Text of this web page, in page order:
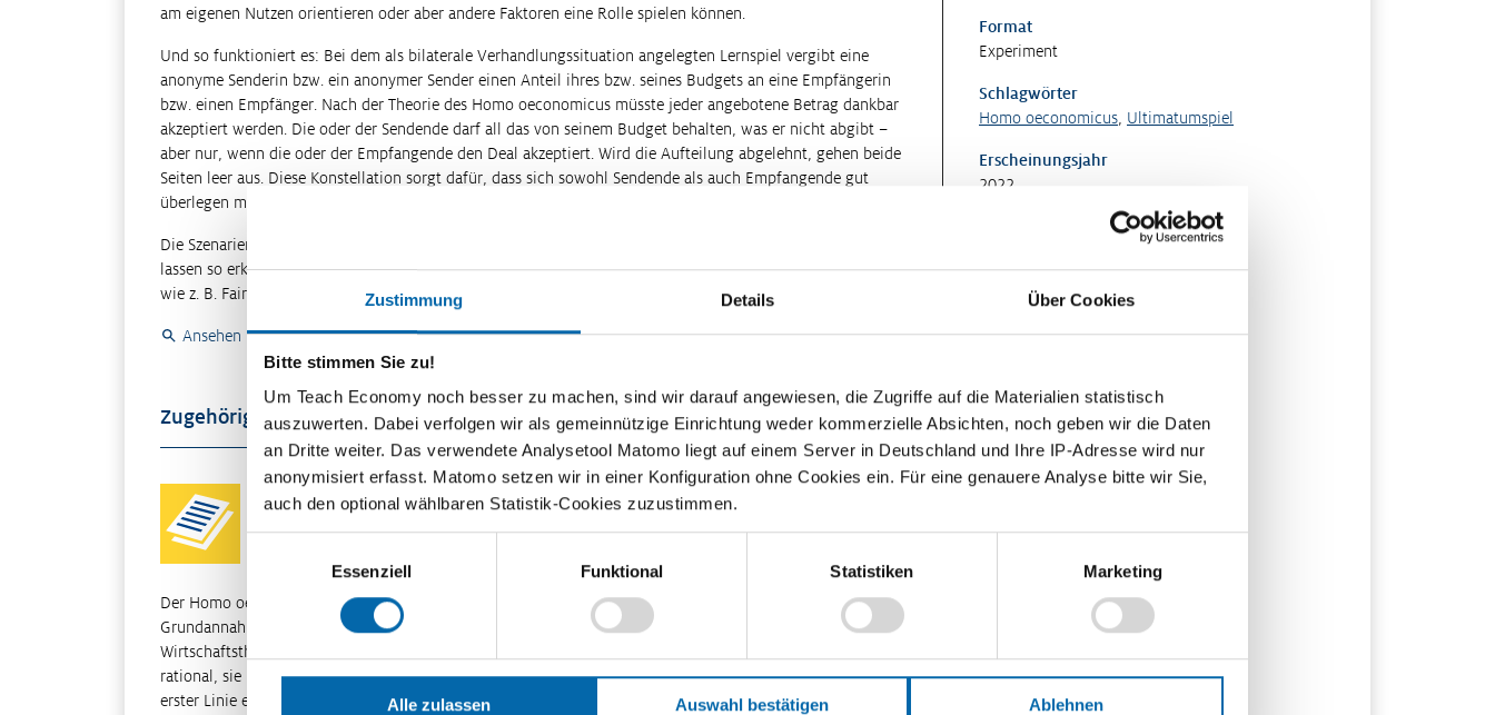
Zustimmung Details Über Cookies
Bitte stimmen Sie zu!
Um Teach Economy noch besser zu machen, sind wir darauf angewiesen, die Zugriffe auf die Materialien statistisch
auszuwerten. Dabei verfolgen wir als gemeinnützige Einrichtung weder kommerzielle Absichten, noch geben wir die Daten
an Dritte weiter. Das verwendete Analysetool Matomo liegt auf einem Server in Deutschland und Ihre IP-Adresse wird nur
anonymisiert erfasst. Matomo setzen wir in einer Konfiguration ohne Cookies ein. Für eine genauere Analyse bitte wir Sie,
auch den optional wählbaren Statistik-Cookies zuzustimmen.
Essenziell
Funktional Statistiken Marketing
Ablehnen
Auswahl bestätigen
Alle zulassen
am eigenen Nutzen orientieren oder aber andere Faktoren eine Rolle spielen können.
Und so funktioniert es: Bei dem als bilaterale Verhandlungssituation angelegten Lernspiel vergibt eine
anonyme Senderin bzw. ein anonymer Sender einen Anteil ihres bzw. seines Budgets an eine Empfängerin
bzw. einen Empfänger. Nach der Theorie des Homo oeconomicus müsste jeder angebotene Betrag dankbar
akzeptiert werden. Die oder der Sendende darf all das von seinem Budget behalten, was er nicht abgibt –
aber nur, wenn die oder der Empfangende den Deal akzeptiert. Wird die Aufteilung abgelehnt, gehen beide
Seiten leer aus. Diese Konstellation sorgt dafür, dass sich sowohl Sendende als auch Empfangende gut
überlegen müssen, wie viel Geld sie abgeben bzw. akzeptieren wollen.
Die Szenarien, unter denen die Entscheidungen getroffen werden, variieren dabei von Runde zu Runde und
lassen so erkennen, dass wir uns bei unseren Entscheidungen u. a. von kulturell geprägten Vorstellungen
wie z. B. Fairness leiten lassen.
Ansehen Feedback
Zugehöriges Material
Homo oeconomicus – Zeit für den
Abschied?
Der Homo oeconomicus verkörpert die
Grundannahmen der klassischen
Wirtschaftstheorie: Die Menschen handeln
rational, sie maximieren ihren Nutzen. Er ist in
erster Linie ein Modell: Dieses vereinfach…
Format
Experiment
Schlagwörter
Homo oeconomicus Ultimatumspiel
Erscheinungsjahr
2022